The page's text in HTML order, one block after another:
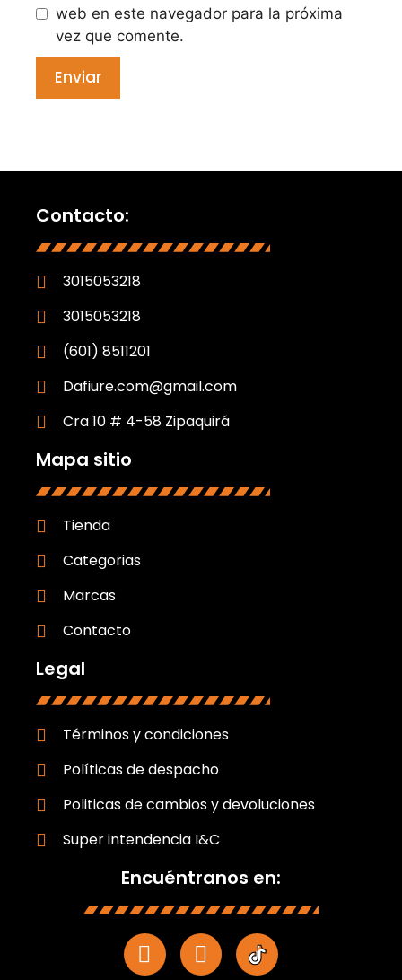
web en este navegador para la próxima
vez que comente.
Contacto:
3015053218
3015053218
(601) 8511201
Dafiure.com@gmail.com
Cra 10 # 4-58 Zipaquirá
Mapa sitio
Tienda
Categorias
Marcas
Contacto
Legal
Términos y condiciones
Políticas de despacho
Politicas de cambios y devoluciones
Super intendencia I&C
Encuéntranos en: